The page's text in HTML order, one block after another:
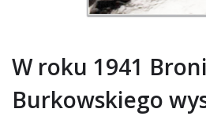
W roku 1941
Burkowskiego